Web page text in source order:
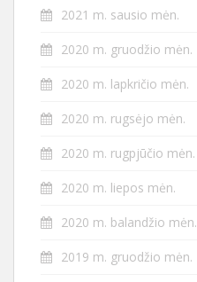
2021 m. sausio mėn.
2020 m. gruodžio mėn.
2020 m. lapkričio mėn.
2020 m. rugsėjo mėn.
2020 m. rugpjūčio mėn.
2020 m. liepos mėn.
2020 m. balandžio mėn.
2019 m. gruodžio mėn.